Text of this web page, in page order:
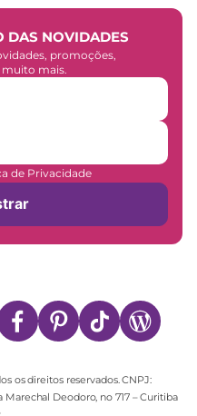
DAS NOVIDADES
promoções,
muito mais.
de Privacidade
os direitos reservados. CNPJ:
Marechal Deodoro, no 717 – Curitiba